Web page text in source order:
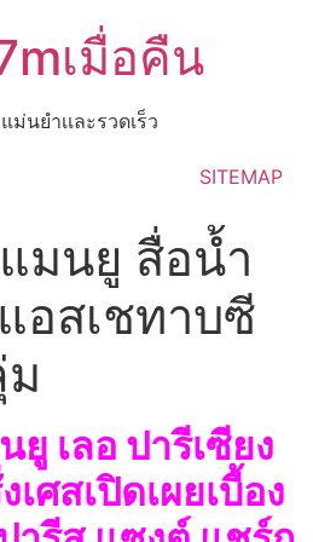
เมื่อคืน
นยำเเละรวดเร็ว
SITEMAP
มนยู สื่อน้ำ
อสเชทาบซี
เลอ ปารีเซียง
ศสเปิดเผยเบื้อง